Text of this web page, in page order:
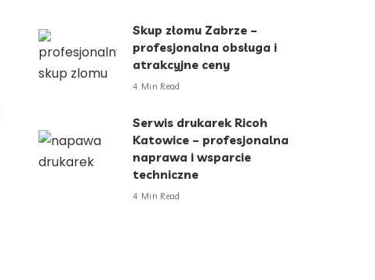
Skup złomu Zabrze –
profesjonalna obsługa i
atrakcyjne ceny
4 Min Read
Serwis drukarek Ricoh
Katowice – profesjonalna
naprawa i wsparcie
techniczne
4 Min Read